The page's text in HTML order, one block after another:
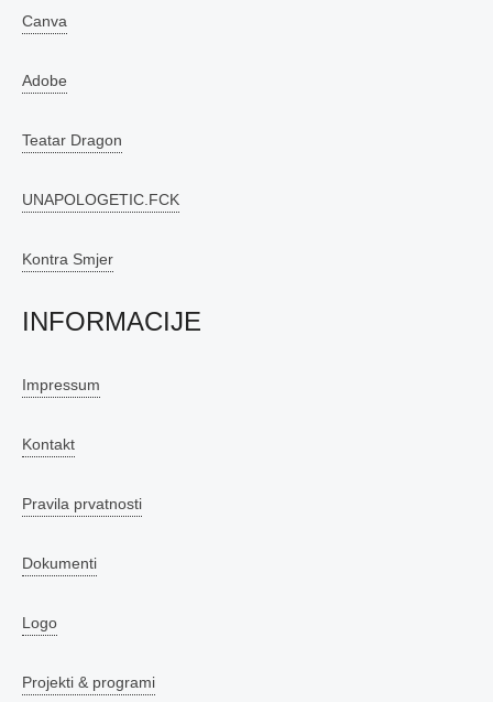
Canva
Adobe
Teatar Dragon
UNAPOLOGETIC.FCK
Kontra Smjer
INFORMACIJE
Impressum
Kontakt
Pravila prvatnosti
Dokumenti
Logo
Projekti & programi